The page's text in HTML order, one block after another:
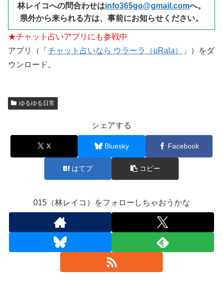
林レイコへの問合わせはinfo365go@gmail.comへ。
県外から来られる方は、事前にお知らせください。
★チャット占いアプリにも参戦中
アプリ（「 チャット占いなら ウラーラ（uRala）
」）をダ
ウンロード。
ゆるゆる日常
シェアする
X Bluesky Facebook
はてブ コピー
015（林レイコ）をフォローしちゃおうかな